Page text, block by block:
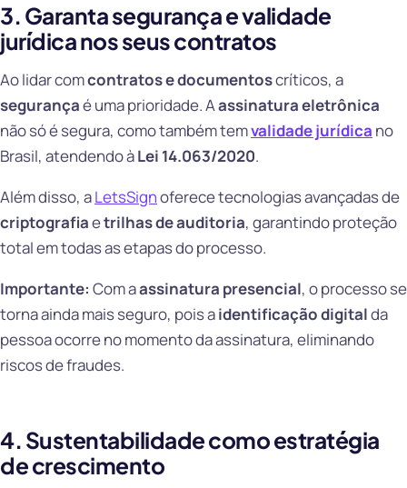
3. Garanta segurança e validade
jurídica nos seus contratos
Ao lidar comcontratos e documentoscríticos, a
segurançaé uma prioridade. Aassinatura eletrônica
não só é segura, como também temvalidade jurídica no
Brasil, atendendo àLei 14.063/2020.
Além disso, aLetsSignoferece tecnologias avançadas de
criptografiaetrilhas de auditoria, garantindo proteção
total em todas as etapas do processo.
Importante: Com aassinatura presencial, o processo se
torna ainda mais seguro, pois aidentificação digitalda
pessoa ocorre no momento da assinatura, eliminando
riscos de fraudes.
4. Sustentabilidade como estratégia
de crescimento